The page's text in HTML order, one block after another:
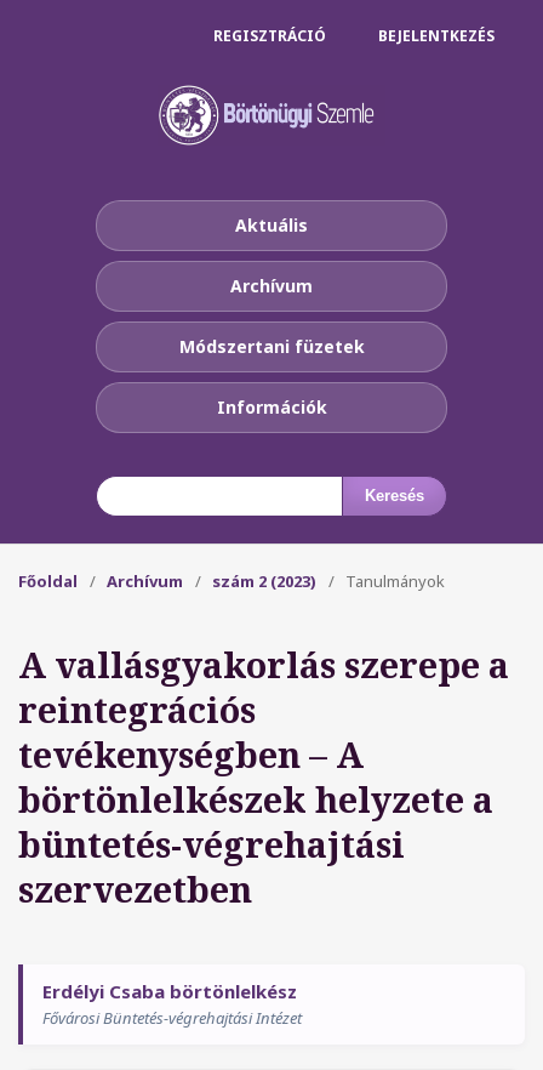
Aktuális
Archívum
Módszertani füzetek
Információk
Keresés
REGISZTRÁCIÓ BEJELENTKEZÉS
Főoldal / Archívum / szám 2 (2023) / Tanulmányok
A vallásgyakorlás szerepe a
reintegrációs
tevékenységben – A
börtönlelkészek helyzete a
büntetés-végrehajtási
szervezetben
Erdélyi Csaba börtönlelkész
Fővárosi Büntetés-végrehajtási Intézet